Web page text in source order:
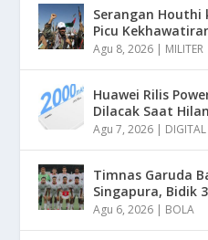
Serangan Houthi
Picu
Agu 8, 2026 MILITER
Huawei Rilis
Dilacak Saat
Agu 7, 2026 DIGITAL
Timnas Garuda
Singapura, Bidik
Agu 6, 2026 BOLA